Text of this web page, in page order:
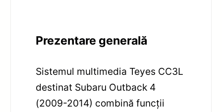
Prezentare generală
Sistemul multimedia Teyes CC3L
destinat Subaru Outback 4
(2009-2014) combină funcții